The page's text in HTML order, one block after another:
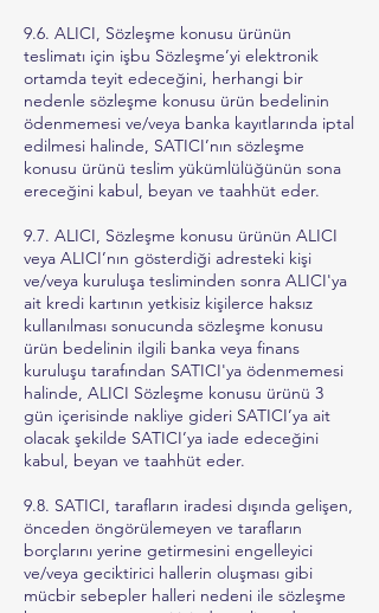
9.6. ALICI, Sözleşme konusu ürünün
teslimatı için işbu Sözleşme’yi elektronik
ortamda teyit edeceğini, herhangi bir
nedenle sözleşme konusu ürün bedelinin
ödenmemesi ve/veya banka kayıtlarında iptal
edilmesi halinde, SATICI’nın sözleşme
konusu ürünü teslim yükümlülüğünün sona
ereceğini kabul, beyan ve taahhüt eder.
9.7. ALICI, Sözleşme konusu ürünün ALICI
veya ALICI’nın gösterdiği adresteki kişi
ve/veya kuruluşa tesliminden sonra ALICI'ya
ait kredi kartının yetkisiz kişilerce haksız
kullanılması sonucunda sözleşme konusu
ürün bedelinin ilgili banka veya finans
kuruluşu tarafından SATICI'ya ödenmemesi
halinde, ALICI Sözleşme konusu ürünü 3
gün içerisinde nakliye gideri SATICI’ya ait
olacak şekilde SATICI’ya iade edeceğini
kabul, beyan ve taahhüt eder.
9.8. SATICI, tarafların iradesi dışında gelişen,
önceden öngörülemeyen ve tarafların
borçlarını yerine getirmesini engelleyici
ve/veya geciktirici hallerin oluşması gibi
mücbir sebepler halleri nedeni ile sözleşme